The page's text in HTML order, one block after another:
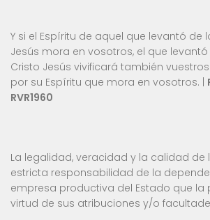
Y si el Espíritu de aquel que levantó de
Jesús mora en vosotros, el que
Cristo Jesús vivificará también
por su Espíritu que mora en vosotros. |
RVR1960
La legalidad, veracidad y la calidad de
estricta responsabilidad de la
empresa productiva del Estado que la
virtud de sus atribuciones y/o